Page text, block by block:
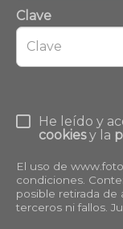
Clave
He leído y
cookiesy la
El uso de
condiciones.
posible retirada de
terceros ni fallos.